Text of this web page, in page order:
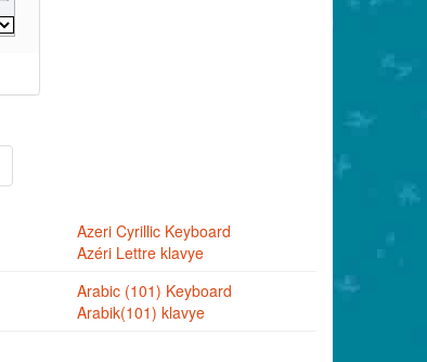
Azeri Cyrillic Keyboard
Azéri Lettre klavye
Arabic (101) Keyboard
Arabik(101) klavye